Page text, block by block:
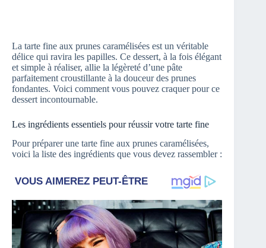
La tarte fine aux prunes caramélisées est un véritable
délice qui ravira les papilles. Ce dessert, à la fois élégant
et simple à réaliser, allie la légèreté d’une pâte
parfaitement croustillante à la douceur des prunes
fondantes. Voici comment vous pouvez craquer pour ce
dessert incontournable.
Les ingrédients essentiels pour réussir votre tarte fine
Pour préparer une tarte fine aux prunes caramélisées,
voici la liste des ingrédients que vous devez rassembler :